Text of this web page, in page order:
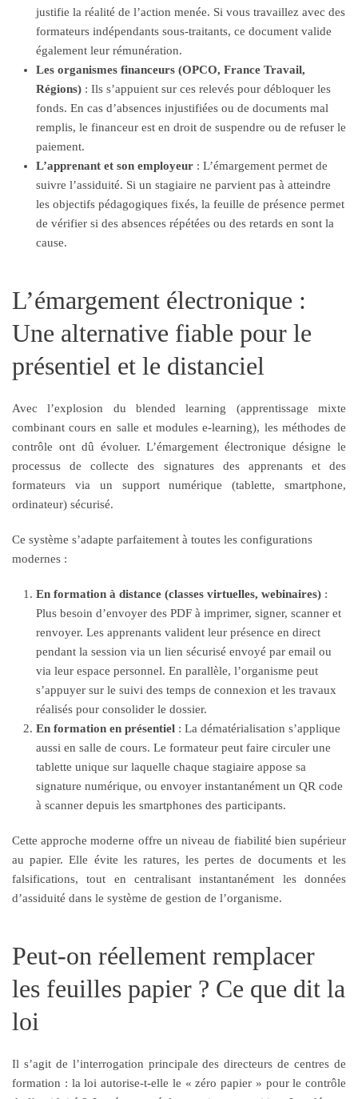
justifie la réalité de l’action menée. Si vous travaillez avec des
formateurs indépendants sous-traitants, ce document valide
également leur rémunération.
Les organismes financeurs (OPCO, France Travail,
Régions) : Ils s’appuient sur ces relevés pour débloquer les
fonds. En cas d’absences injustifiées ou de documents mal
remplis, le financeur est en droit de suspendre ou de refuser le
paiement.
L’apprenant et son employeur : L’émargement permet de
suivre l’assiduité. Si un stagiaire ne parvient pas à atteindre
les objectifs pédagogiques fixés, la feuille de présence permet
de vérifier si des absences répétées ou des retards en sont la
cause.
L’émargement électronique :
Une alternative fiable pour le
présentiel et le distanciel
Avec l’explosion du blended learning (apprentissage mixte
combinant cours en salle et modules e-learning), les méthodes de
contrôle ont dû évoluer. L’émargement électronique désigne le
processus de collecte des signatures des apprenants et des
formateurs via un support numérique (tablette, smartphone,
ordinateur) sécurisé.
Ce système s’adapte parfaitement à toutes les configurations
modernes :
En formation à distance (classes virtuelles, webinaires) :
Plus besoin d’envoyer des PDF à imprimer, signer, scanner et
renvoyer. Les apprenants valident leur présence en direct
pendant la session via un lien sécurisé envoyé par email ou
via leur espace personnel. En parallèle, l’organisme peut
s’appuyer sur le suivi des temps de connexion et les travaux
réalisés pour consolider le dossier.
En formation en présentiel : La dématérialisation s’applique
aussi en salle de cours. Le formateur peut faire circuler une
tablette unique sur laquelle chaque stagiaire appose sa
signature numérique, ou envoyer instantanément un QR code
à scanner depuis les smartphones des participants.
Cette approche moderne offre un niveau de fiabilité bien supérieur
au papier. Elle évite les ratures, les pertes de documents et les
falsifications, tout en centralisant instantanément les données
d’assiduité dans le système de gestion de l’organisme.
Peut-on réellement remplacer
les feuilles papier ? Ce que dit la
loi
Il s’agit de l’interrogation principale des directeurs de centres de
formation : la loi autorise-t-elle le « zéro papier » pour le contrôle